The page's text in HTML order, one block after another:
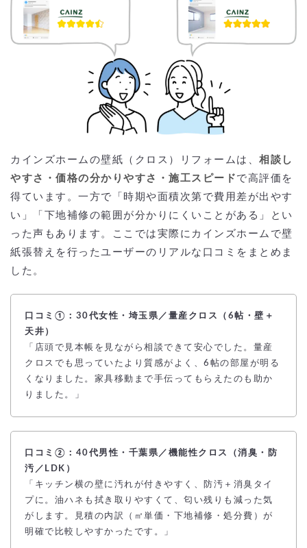
カインズホームの壁紙（クロス）リフォームは、 相談し
やすさ・価格の分かりやすさ・施工スピード で高評価を
得ています。一方で「時期や面積次第で費用差が出やす
い」「下地補修の範囲が分かりにくいことがある」とい
った声もあります。ここでは実際にカインズホームで壁
紙張替えを行ったユーザーのリアルな口コミをまとめま
した。
口コミ①：30代女性・埼玉県／量産クロス（6帖・壁＋
天井）
「店頭で見本帳を見ながら相談できて安心でした。量産
クロスでも思っていたより質感がよく、6帖の部屋が明る
くなりました。家具移動まで手伝ってもらえたのも助か
りました。」
口コミ②：40代男性・千葉県／機能性クロス（消臭・防
汚／LDK）
「キッチン横の壁に汚れが付きやすく、
防汚＋消臭 タイ
プに。油ハネも拭き取りやすくて、匂い残りも減った気
がします。見積の内訳（㎡単価・下地補修・処分費）が
明確で比較しやすかったです。」